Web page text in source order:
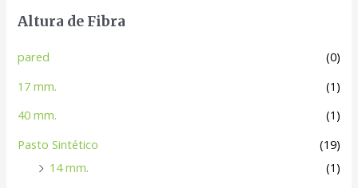
Altura de Fibra
pared
(0)
17 mm.
(1)
40 mm.
(1)
Pasto Sintético
(19)
14 mm.
(1)